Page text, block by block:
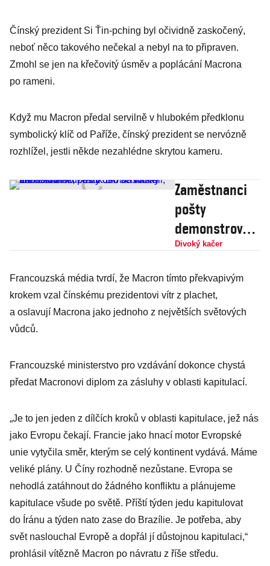
Čínský prezident Si Ťin-pching byl očividně zaskočený,
neboť něco takového nečekal a nebyl na to připraven.
Zmohl se jen na křečovitý úsměv a poplácání Macrona
po rameni.
Když mu Macron předal servilně v hlubokém předklonu
symbolický klíč od Paříže, čínský prezident se nervózně
rozhlížel, jestli někde nezahlédne skrytou kameru.
Zaměstnanci
pošty
demonstrovali,
ale nikdo
schránky
vhodili lístek,
nezastihli
Divoký kačer
Francouzská média tvrdí, že Macron tímto překvapivým
krokem vzal čínskému prezidentovi vítr z plachet,
a oslavují Macrona jako jednoho z největších světových
vůdců.
Francouzské ministerstvo pro vzdávání dokonce chystá
předat Macronovi diplom za zásluhy v oblasti kapitulací.
„Je to jen jeden z dílčích kroků v oblasti kapitulace, jež nás
jako Evropu čekají. Francie jako hnací motor Evropské
unie vytyčila směr, kterým se celý kontinent vydává. Máme
veliké plány. U Číny rozhodně nezůstane. Evropa se
nehodlá zatáhnout do žádného konfliktu a plánujeme
kapitulace všude po světě. Příští týden jedu kapitulovat
do Íránu a týden nato zase do Brazílie. Je potřeba, aby
svět naslouchal Evropě a dopřál jí důstojnou kapitulaci,“
prohlásil vítězně Macron po návratu z říše středu.